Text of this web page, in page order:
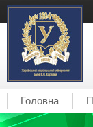
Головна